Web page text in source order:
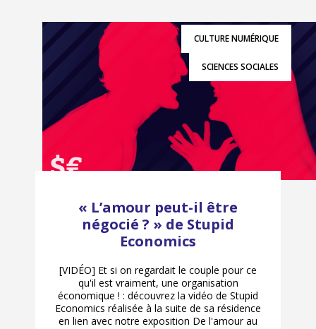
CULTURE NUMÉRIQUE
SCIENCES SOCIALES
« L’amour peut-il être
négocié ? » de Stupid
Economics
[VIDÉO] Et si on regardait le couple pour ce
qu'il est vraiment, une organisation
économique ! : découvrez la vidéo de Stupid
Economics réalisée à la suite de sa résidence
en lien avec notre exposition De l'amour au